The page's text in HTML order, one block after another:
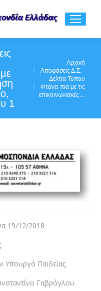
1
Αρχική
Αποφάσεις Δ.Σ. -
Δελτία Τύπου
Φτάνει πια με τις
επικοινωνιακές…
19/12/2018
Υπουργό Παιδείας
Γαβρόγλου